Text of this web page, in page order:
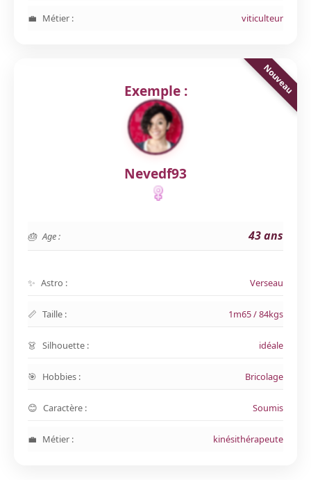
Métier : viticulteur
Exemple :
Nevedf93
Age : 43 ans
Astro : Verseau
Taille : 1m65 / 84kgs
Silhouette : idéale
Hobbies : Bricolage
Caractère : Soumis
Métier : kinésithérapeute